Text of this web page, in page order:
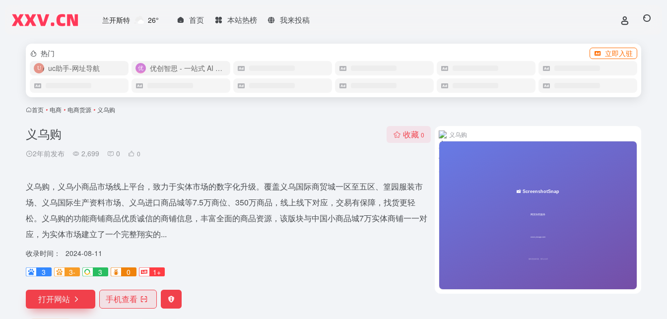
兰开斯特 26° 首页 本站热榜 我来投稿
热门
立即入驻
uc助手-网址导航
优创智思 - 一站式 AI 智能创作平台
首页 • 电商 • 电商货源 • 义乌购
义乌购
2年前发布 2,699 0 0
收藏 0
义乌购，义乌小商品市场线上平台，致力于实体市场的数字化升级。覆盖义乌国际商贸城一区至五区、篁园服装市
场、义乌国际生产资料市场、义乌进口商品城等7.5万商位、350万商品，线上线下对应，交易有保障，找货更轻
松。义乌购的功能商铺商品优质诚信的商铺信息，丰富全面的商品资源，该版块与中国小商品城7万实体商铺一一对
应，为实体市场建立了一个完整翔实的...
收录时间：
2024-08-11
3
3- 3 0 1+
打开网站 手机查看
义乌购